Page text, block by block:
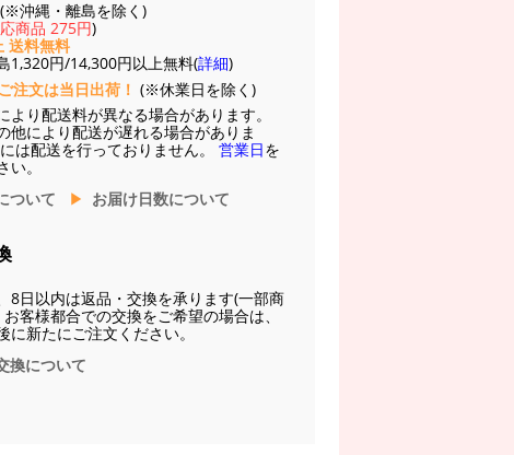
沖縄・離島を除く)
商品 275円)
送料無料
1,320円/14,300円以上無料(詳細)
注文は当日出荷！ (※休業日を除く)
より配送料が異なる場合があります。
他により配送が遅れる場合がありま
は配送を行っておりません。 営業日を
い。
ついて
お届け日数について
8日以内は返品・交換を承ります(一部商
客様都合での交換をご希望の場合は、
に新たにご注文ください。
換について